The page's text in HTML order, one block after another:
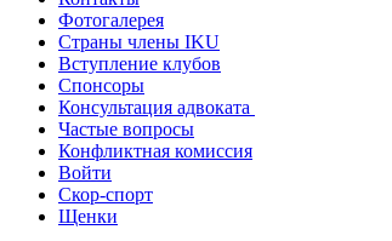
Фотогалерея
Страны члены IKU
Вступление клубов​
Спонсоры
Консультация адвоката ​
Частые вопросы
Конфликтная комиссия
Войти
Скор-спорт
Щенки